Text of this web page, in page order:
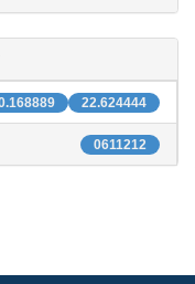
22.624444
0611212